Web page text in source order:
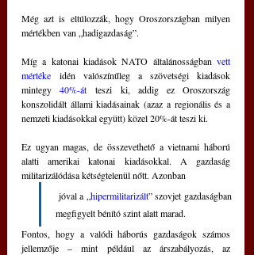
Még azt is eltúlozzák, hogy Oroszországban milyen
mértékben van „hadigazdaság”.
Míg a katonai kiadások NATO általánosságban vett
mértéke idén valószínűleg a szövetségi kiadások
mintegy 40%-át teszi ki, addig ez Oroszország
konszolidált állami kiadásainak (azaz a regionális és a
nemzeti kiadásokkal együtt) közel 20%-át teszi ki.
Ez ugyan magas, de összevethető a vietnami háború
alatti amerikai katonai kiadásokkal. A gazdaság
militarizálódása kétségtelenül nőtt. Azonban
jóval a „hipermilitarizált” szovjet gazdaságban
megfigyelt bénító szint alatt marad.
Fontos, hogy a valódi háborús gazdaságok számos
jellemzője ‒ mint például az árszabályozás, az